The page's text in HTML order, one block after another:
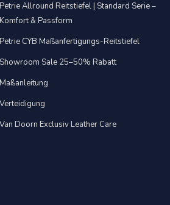
Petrie Allround Reitstiefel | Standard Serie –
Komfort & Passform
Petrie CYB Maßanfertigungs-Reitstiefel
Showroom Sale 25–50% Rabatt
Maßanleitung
Verteidigung
Van Doorn Exclusiv Leather Care